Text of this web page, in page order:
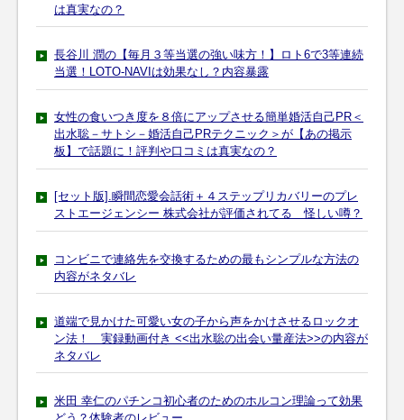
は真実なの？
長谷川 潤の【毎月３等当選の強い味方！】ロト6で3等連続
当選！LOTO-NAVIは効果なし？内容暴露
女性の食いつき度を８倍にアップさせる簡単婚活自己PR＜
出水聡－サトシ－婚活自己PRテクニック＞が【あの掲示
板】で話題に！評判や口コミは真実なの？
[セット版].瞬間恋愛会話術＋４ステップリカバリーのプレ
ストエージェンシー 株式会社が評価されてる 怪しい噂？
コンビニで連絡先を交換するための最もシンプルな方法の
内容がネタバレ
道端で見かけた可愛い女の子から声をかけさせるロックオ
ン法！ 実録動画付き <<出水聡の出会い量産法>>の内容が
ネタバレ
米田 幸仁のパチンコ初心者のためのホルコン理論って効果